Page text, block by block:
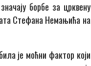
борбе за црквену
Стефана Немањића на
је моћни фактор који